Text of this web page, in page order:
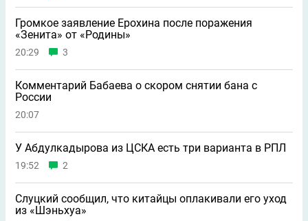
Громкое заявление Ерохина после поражения
«Зенита» от «Родины»
20:29 3
Комментарий Бабаева о скором снятии бана с
России
20:07
У Абдулкадырова из ЦСКА есть три варианта в РПЛ
19:52 2
Слуцкий сообщил, что китайцы оплакивали его уход
из «Шэньхуа»